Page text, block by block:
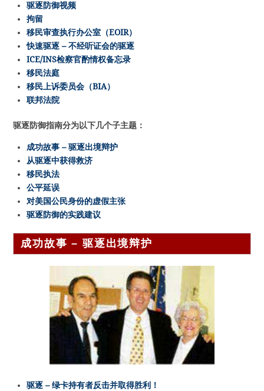
驱逐防御视频
拘留
移民审查执行办公室（EOIR）
快速驱逐 – 不经听证会的驱逐
ICE/INS检察官酌情权备忘录
移民法庭
移民上诉委员会（BIA）
联邦法院
驱逐防御指南分为以下几个子主题：
成功故事 – 驱逐出境辩护
从驱逐中获得救济
移民执法
公平延误
对美国公民身份的虚假主张
驱逐防御的实践建议
成功故事 – 驱逐出境辩护
驱逐 – 绿卡持有者反击并取得胜利！